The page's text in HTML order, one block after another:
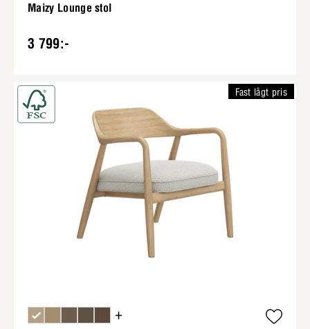
Maizy Lounge stol
3 799:-
+
Fast lågt pris